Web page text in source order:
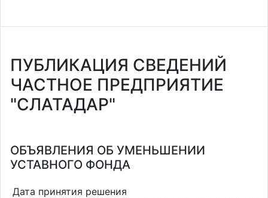
ПУБЛИКАЦИЯ СВЕДЕНИЙ
ЧАСТНОЕ ПРЕДПРИЯТИЕ
"СЛАТАДАР"
ОБЪЯВЛЕНИЯ ОБ УМЕНЬШЕНИИ
УСТАВНОГО ФОНДА
Дата принятия решения